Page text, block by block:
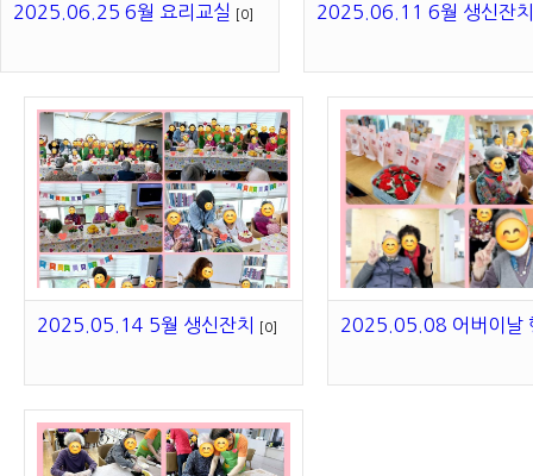
2025.06.25 6월 요리교실 [0] 2025.06.11 6월 생신잔치
2025.05.14 5월 생신잔치 [0] 2025.05.08 어버이날